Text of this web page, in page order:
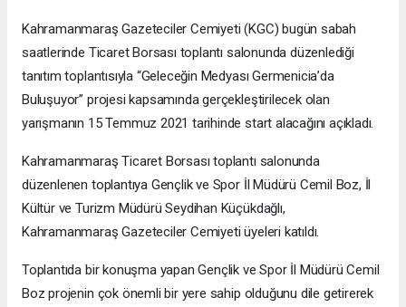
Kahramanmaraş Gazeteciler Cemiyeti (KGC) bugün sabah
saatlerinde Ticaret Borsası toplantı salonunda düzenlediği
tanıtım toplantısıyla “Geleceğin Medyası Germenicia’da
Buluşuyor” projesi kapsamında gerçekleştirilecek olan
yarışmanın 15 Temmuz 2021 tarihinde start alacağını açıkladı.
Kahramanmaraş Ticaret Borsası toplantı salonunda
düzenlenen toplantıya Gençlik ve Spor İl Müdürü Cemil Boz, İl
Kültür ve Turizm Müdürü Seydihan Küçükdağlı,
Kahramanmaraş Gazeteciler Cemiyeti üyeleri katıldı.
Toplantıda bir konuşma yapan Gençlik ve Spor İl Müdürü Cemil
Boz projenin çok önemli bir yere sahip olduğunu dile getirerek